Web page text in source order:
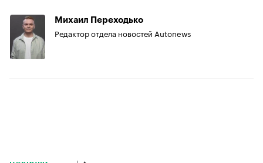
Михаил Переходько
Редактор отдела новостей Autonews